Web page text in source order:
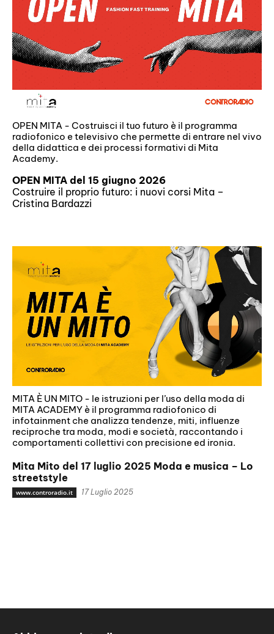
OPEN MITA - Costruisci il tuo futuro è il programma
radiofonico e televisivo che permette di entrare nel vivo
della didattica e dei processi formativi di Mita
Academy.
OPEN MITA del 15 giugno 2026
Costruire il proprio futuro: i nuovi corsi Mita –
Cristina Bardazzi
MITA È UN MITO - le istruzioni per l’uso della moda di
MITA ACADEMY è il programma radiofonico di
infotainment che analizza tendenze, miti, influenze
reciproche tra moda, modi e società, raccontando i
comportamenti collettivi con precisione ed ironia.
Mita Mito del 17 luglio 2025 Moda e musica – Lo
streetstyle
www.controradio.it 17 Luglio 2025